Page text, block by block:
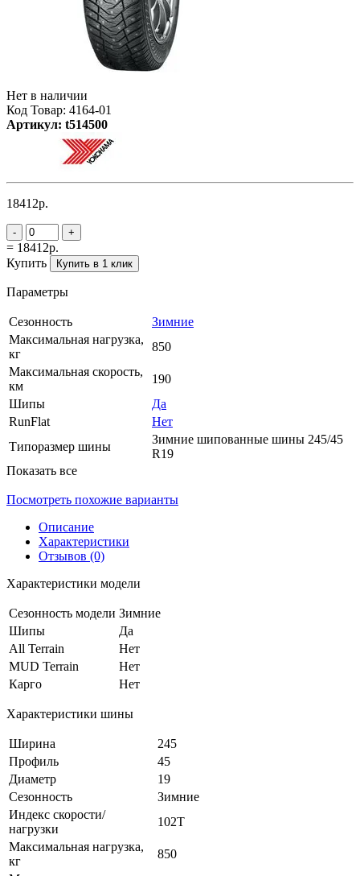
Нет в наличии
Код Товар: 4164-01
Артикул: t514500
18412р.
- +
= 18412р.
Купить
Купить в 1 клик
Параметры
Сезонность
Зимние
Максимальная нагрузка,
кг
850
Максимальная скорость,
км
190
Шипы
Да
RunFlat
Нет
Типоразмер шины
Зимние шипованные шины 245/45
R19
Показать все
Посмотреть похожие варианты
Описание
Характеристики
Отзывов (0)
Характеристики модели
Сезонность модели Зимние
Шипы
Да
All Terrain
Нет
MUD Terrain
Нет
Карго
Нет
Характеристики шины
Ширина
245
Профиль
45
Диаметр
19
Сезонность
Зимние
Индекс скорости/
нагрузки
102T
Максимальная нагрузка,
кг
850